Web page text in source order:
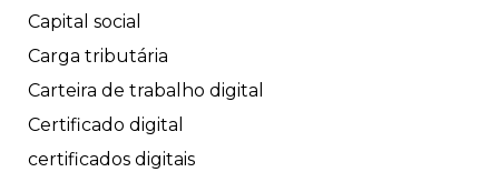
Capital social
Carga tributária
Carteira de trabalho digital
Certificado digital
certificados digitais